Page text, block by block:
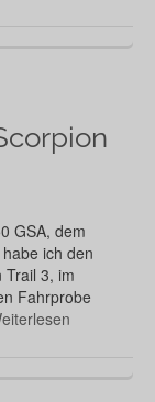
GSA, dem
ich den
Trail 3, im
Fahrprobe